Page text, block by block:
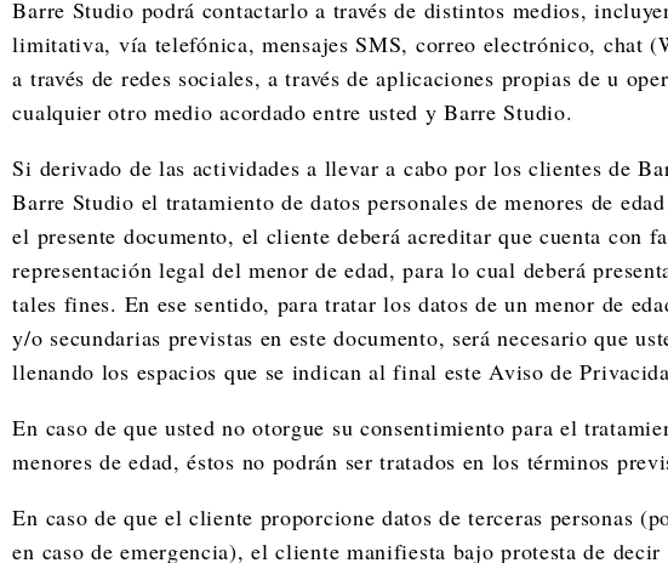
Barre Studio podrá contactarlo a través de distintos medios,
limitativa, vía telefónica, mensajes SMS, correo electrónico, chat
a través de redes sociales, a través de aplicaciones propias de u
cualquier otro medio acordado entre usted y Barre Studio.
Si derivado de las actividades a llevar a cabo por los clientes de
Barre Studio el tratamiento de datos personales de menores de
el presente documento, el cliente deberá acreditar que cuenta con
representación legal del menor de edad, para lo cual deberá
tales fines. En ese sentido, para tratar los datos de un menor de
y/o secundarias previstas en este documento, será necesario que
llenando los espacios que se indican al final este Aviso de
En caso de que usted no otorgue su consentimiento para el
menores de edad, éstos no podrán ser tratados en los términos
En caso de que el cliente proporcione datos de terceras personas
en caso de emergencia), el cliente manifiesta bajo protesta de